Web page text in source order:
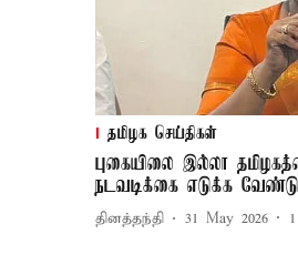
தமிழக செய்திகள்
புகையிலை இல்லா
நடவடிக்கை எடுக்க
தினத்தந்தி 31 May 2026 1